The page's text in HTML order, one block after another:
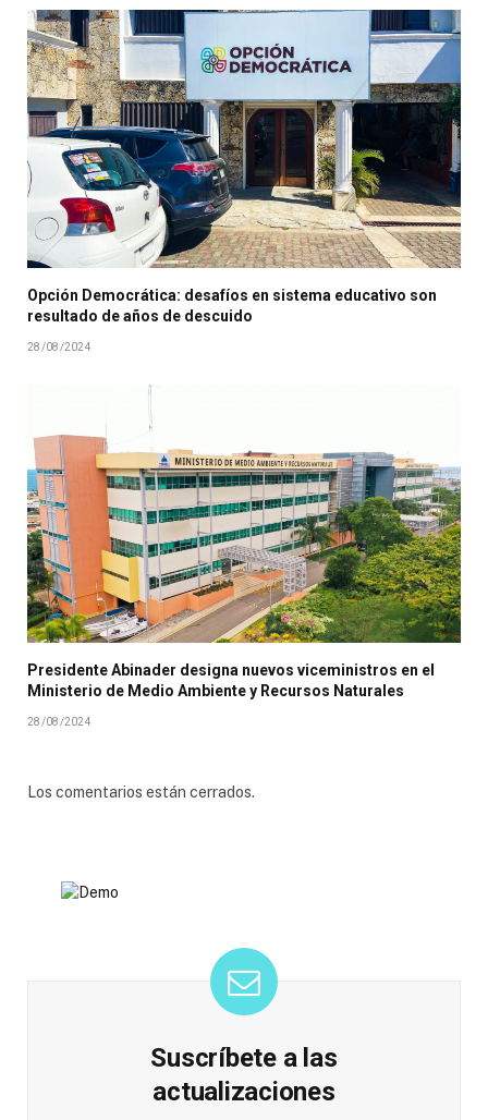
Opción Democrática: desafíos en sistema educativo son
resultado de años de descuido
28/08/2024
Presidente Abinader designa nuevos viceministros en el
Ministerio de Medio Ambiente y Recursos Naturales
28/08/2024
Los comentarios están cerrados.
Suscríbete a las
actualizaciones